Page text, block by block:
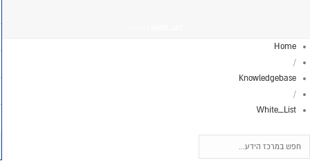
Home
/
Knowledgebase
/
White_List